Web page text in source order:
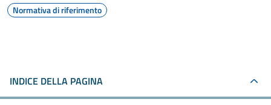
Normativa di riferimento
INDICE DELLA PAGINA